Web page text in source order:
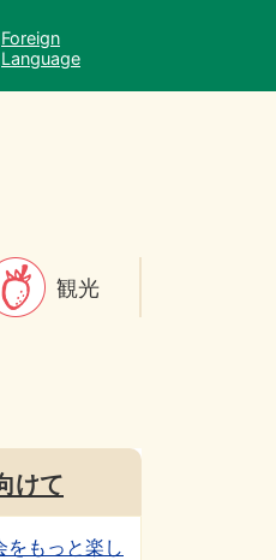
Foreign
Language
観光
けて
をもっと楽し